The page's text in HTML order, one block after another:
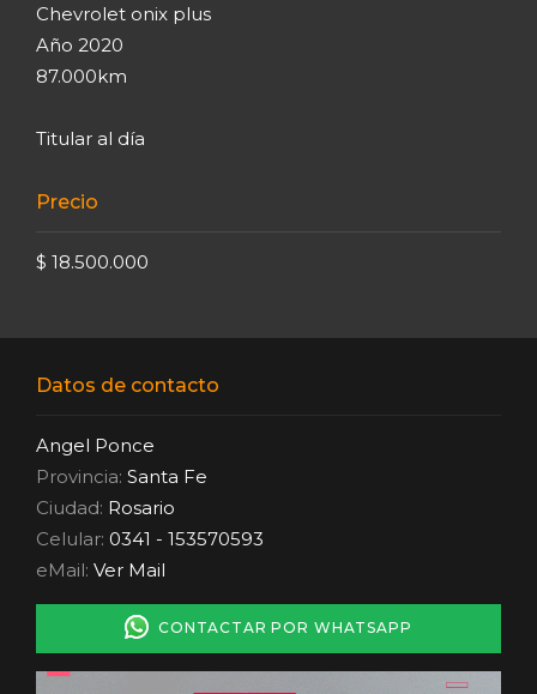
Chevrolet onix plus
Año 2020
87.000km
Titular al día
Precio
$ 18.500.000
Datos de contacto
Angel Ponce
Provincia: Santa Fe
Ciudad: Rosario
Celular: 0341 - 153570593
eMail: Ver Mail
CONTACTAR POR WHATSAPP